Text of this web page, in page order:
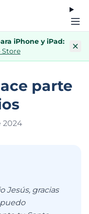
iPhone y iPad:
Store
parte
2024
Jesús, gracias